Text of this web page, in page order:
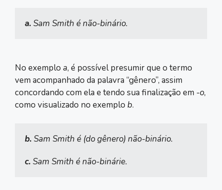
a. Sam Smith é não-binário.
No exemplo a, é possível presumir que o termo
vem acompanhado da palavra “gênero”, assim
concordando com ela e tendo sua finalização em -o,
como visualizado no exemplo b.
b. Sam Smith é (do gênero) não-binário.
c.